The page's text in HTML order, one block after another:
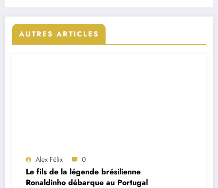
AUTRES ARTICLES
Alex Félix 0
Le fils de la légende brésilienne
Ronaldinho débarque au Portugal